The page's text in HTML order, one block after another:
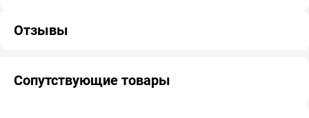
Отзывы
Сопутствующие товары